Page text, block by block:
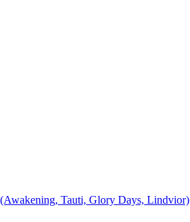
Tauti, Glory Days, Lindvior)